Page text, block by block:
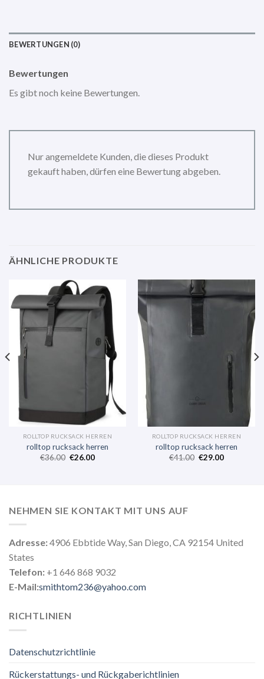
BEWERTUNGEN (0)
Bewertungen
Es gibt noch keine Bewertungen.
Nur angemeldete Kunden, die dieses Produkt
gekauft haben, dürfen eine Bewertung abgeben.
ÄHNLICHE PRODUKTE
ROLLTOP RUCKSACK HERREN
rolltop rucksack herren
€36.00 €26.00
ROLLTOP RUCKSACK HERREN
rolltop rucksack herren
€41.00 €29.00
NEHMEN SIE KONTAKT MIT UNS AUF
Adresse:4906 Ebbtide Way, San Diego, CA 92154 United
States
Telefon: +1 646 868 9032
E-Mail:smithtom236@yahoo.com
RICHTLINIEN
Datenschutzrichtlinie
Rückerstattungs- und Rückgaberichtlinien